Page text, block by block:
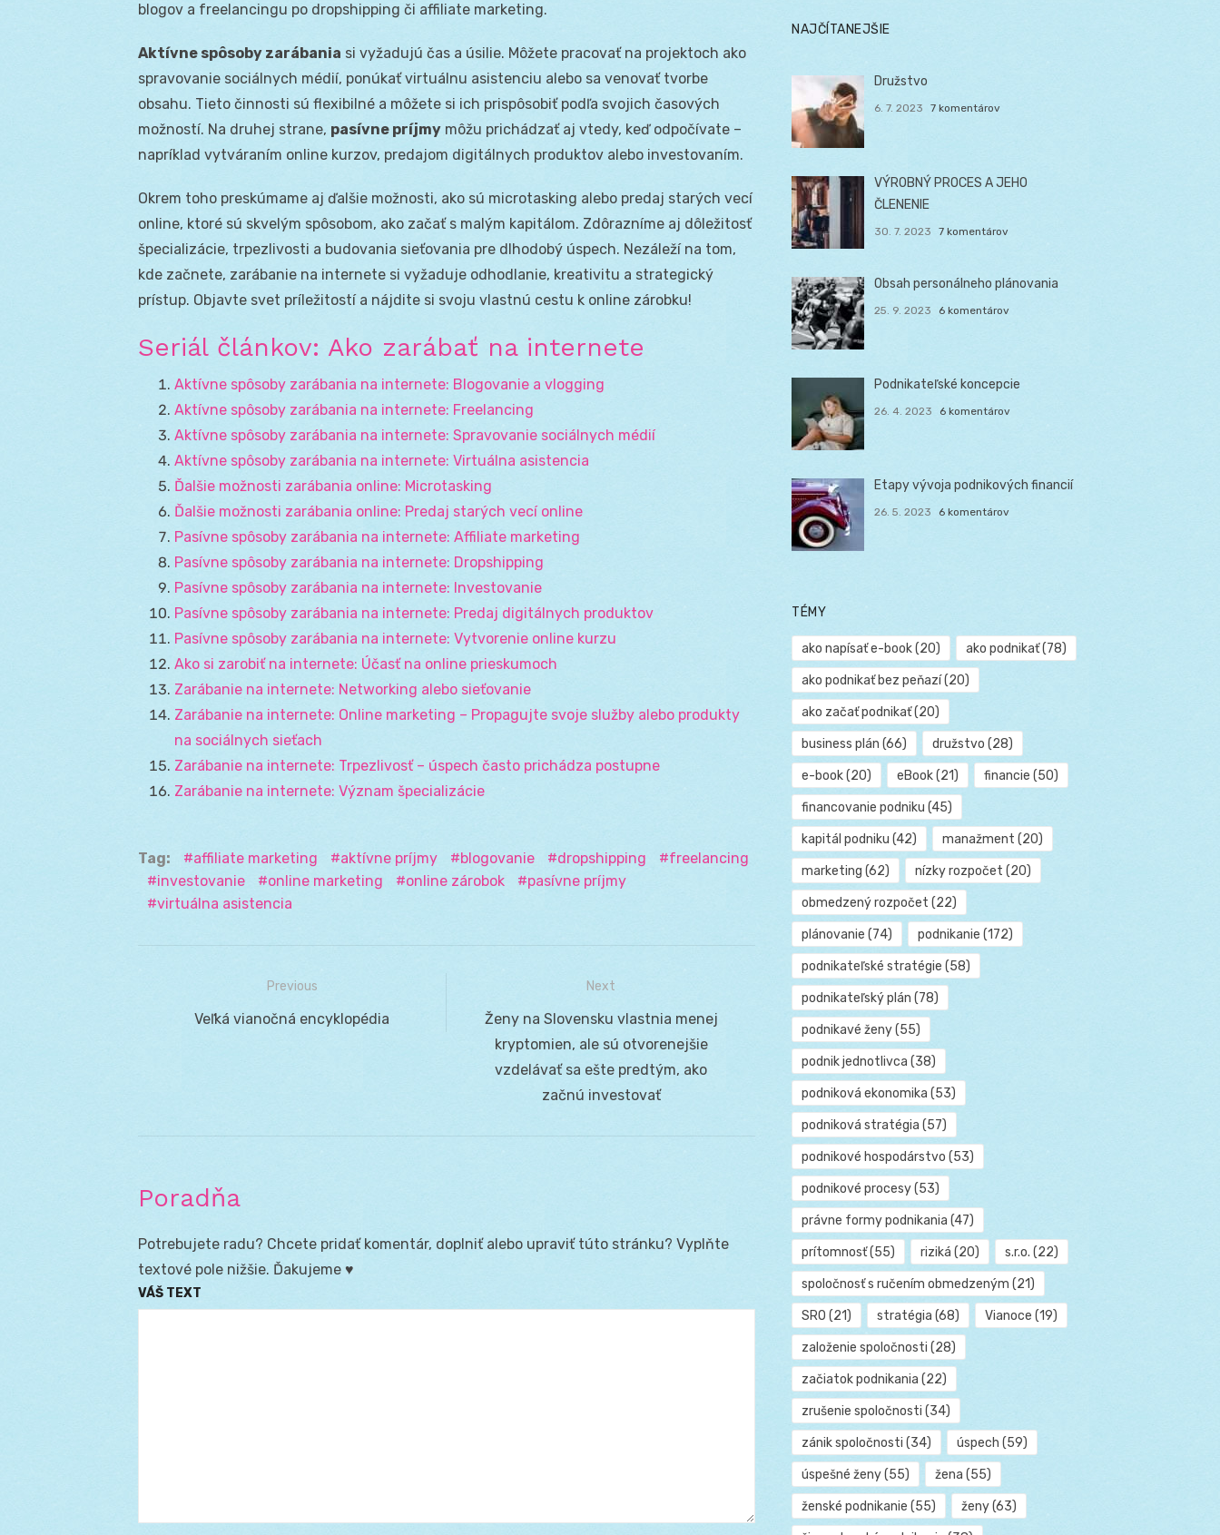
blogov a freelancingu po dropshipping či affiliate marketing.
Aktívne spôsoby zarábania si vyžadujú čas a úsilie. Môžete pracovať na projektoch ako
spravovanie sociálnych médií, ponúkať virtuálnu asistenciu alebo sa venovať tvorbe
obsahu. Tieto činnosti sú flexibilné a môžete si ich prispôsobiť podľa svojich časových
možností. Na druhej strane, pasívne príjmy môžu prichádzať aj vtedy, keď odpočívate –
napríklad vytváraním online kurzov, predajom digitálnych produktov alebo investovaním.
Okrem toho preskúmame aj ďalšie možnosti, ako sú microtasking alebo predaj starých vecí
online, ktoré sú skvelým spôsobom, ako začať s malým kapitálom. Zdôrazníme aj dôležitosť
špecializácie, trpezlivosti a budovania sieťovania pre dlhodobý úspech. Nezáleží na tom,
kde začnete, zarábanie na internete si vyžaduje odhodlanie, kreativitu a strategický
prístup. Objavte svet príležitostí a nájdite si svoju vlastnú cestu k online zárobku!
Seriál článkov: Ako zarábať na internete
Aktívne spôsoby zarábania na internete: Blogovanie a vlogging
Aktívne spôsoby zarábania na internete: Freelancing
Aktívne spôsoby zarábania na internete: Spravovanie sociálnych médií
Aktívne spôsoby zarábania na internete: Virtuálna asistencia
Ďalšie možnosti zarábania online: Microtasking
Ďalšie možnosti zarábania online: Predaj starých vecí online
Pasívne spôsoby zarábania na internete: Affiliate marketing
Pasívne spôsoby zarábania na internete: Dropshipping
Pasívne spôsoby zarábania na internete: Investovanie
Pasívne spôsoby zarábania na internete: Predaj digitálnych produktov
Pasívne spôsoby zarábania na internete: Vytvorenie online kurzu
Ako si zarobiť na internete: Účasť na online prieskumoch
Zarábanie na internete: Networking alebo sieťovanie
Zarábanie na internete: Online marketing – Propagujte svoje služby alebo produkty
na sociálnych sieťach
Zarábanie na internete: Trpezlivosť – úspech často prichádza postupne
Zarábanie na internete: Význam špecializácie
Tag: affiliate marketing aktívne príjmy blogovanie dropshipping
freelancing
investovanie
online marketing online zárobok
pasívne príjmy
virtuálna asistencia
Navigácia
Previous
Previous
Veľká vianočná encyklopédia
Next
Next
post:
Ženy na Slovensku vlastnia menej
kryptomien, ale sú otvorenejšie
vzdelávať sa ešte predtým, ako
začnú investovať
Poradňa
Potrebujete radu? Chcete pridať komentár, doplniť alebo upraviť túto stránku? Vyplňte
textové pole nižšie. Ďakujeme ♥
VÁŠ TEXT
NAJČÍTANEJŠIE
Družstvo
6. 7. 2023 7 komentárov
VÝROBNÝ PROCES A JEHO
ČLENENIE
30. 7. 2023 7 komentárov
Obsah personálneho plánovania
25. 9. 2023 6 komentárov
Podnikateľské koncepcie
26. 4. 2023 6 komentárov
Etapy vývoja podnikových financií
26. 5. 2023 6 komentárov
TÉMY
ako napísať e-book(20) ako podnikať(78)
ako podnikať bez peňazí(20)
ako začať podnikať(20)
business plán (66) družstvo (28)
e-book(20) eBook(21) financie (50)
financovanie podniku (45)
kapitál podniku (42) manažment (20)
marketing (62) nízky rozpočet (20)
obmedzený rozpočet (22)
plánovanie (74) podnikanie (172)
podnikateľské stratégie (58)
podnikateľský plán (78)
podnikavé ženy(55)
podnik jednotlivca (38)
podniková ekonomika (53)
podniková stratégia (57)
podnikové hospodárstvo (53)
podnikové procesy(53)
právne formy podnikania (47)
prítomnosť(55) riziká (20) s.r.o. (22)
spoločnosť s ručením obmedzeným (21)
SRO (21) stratégia (68) Vianoce (19)
založenie spoločnosti (28)
začiatok podnikania (22)
zrušenie spoločnosti (34)
zánik spoločnosti (34) úspech (59)
úspešné ženy(55) žena (55)
ženské podnikanie (55) ženy(63)